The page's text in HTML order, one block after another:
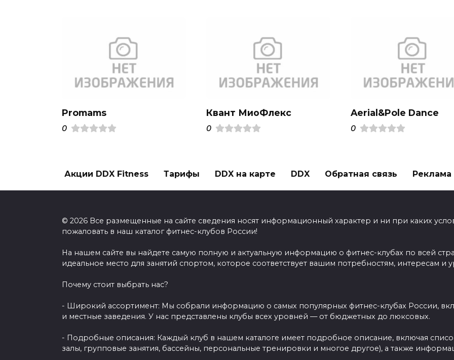
Promams
0
Квант МиоФлекс
0
Aerial&Pole Dance
0
Акции DDX Fitness Тарифы DDX на карте DDX Обратная связь
© 2026 Все размещенные на сайте сведения носят информационный характер и ни при каких
пожаловать в наш каталог фитнес-клубов России!
На нашем сайте вы найдете самую полную и актуальную информацию о фитнес-клубах по всей
идеальное место для занятий спортом, которое соответствует вашим потребностям, интересам и
Почему стоит выбрать нас?
- Широкий ассортимент: Мы собрали информацию о самых популярных фитнес-клубах России,
и местные заведения. У нас представлены клубы всех уровней — от бюджетных до люксовых.
- Подробные описания: Каждый клуб в нашем каталоге имеет подробное описание, включая
залы, групповые занятия, бассейны, персональные тренировки и многое другое), а также